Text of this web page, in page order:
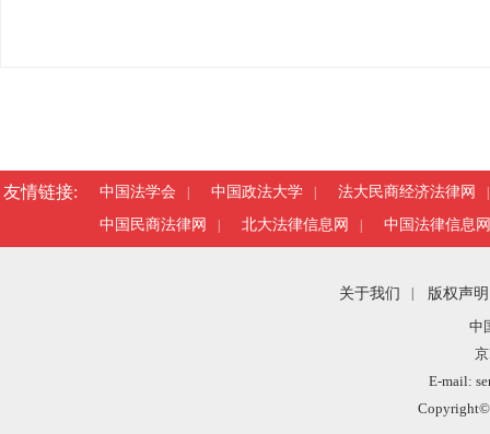
友情链接: 中国法学会 中国政法大学 法大民商经济法律网
中国民商法律网 北大法律信息网 中国法律信息网
关于我们
版权声明
中
E-mail: